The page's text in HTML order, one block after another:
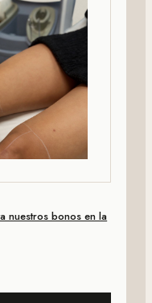
nuestros bonos en la